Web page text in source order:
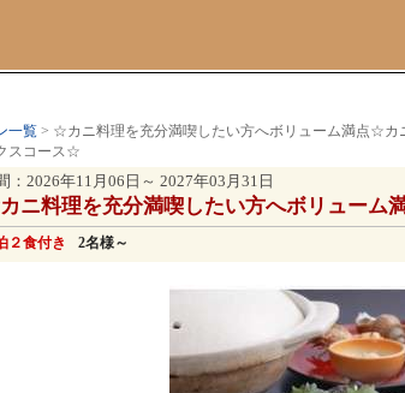
一覧 > ☆カニ料理を充分満喫したい方へボリューム満点☆
スコース☆
：2026年11月06日～ 2027年03月31日
ニ料理を充分満喫したい方へボリュー
２食付き 2名様～